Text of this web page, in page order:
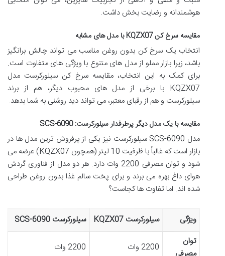
هوشمندانه و رضایت بخش داشت.
مقایسه سرخ کن KQZX07 با مدل های مشابه
انتخاب یک سرخ کن بدون روغن مناسب می تواند چالش برانگیز
باشد، زیرا بازار مملو از مدل های متنوع با ویژگی های متفاوت است.
برای کمک به این انتخاب، مقایسه سرخ کن سیلورکرست مدل
KQZX07 با برخی از مدل های محبوب دیگر، هم از برند
سیلورکرست و هم از رقبای معتبر، می تواند دید روشنی به شما بدهد.
مقایسه با یک مدل دیگر پرطرفدار سیلورکرست: SCS-6090
مدل SCS-6090 سیلورکرست نیز یکی از پرفروش ترین مدل ها در
بازار است که غالباً با ظرفیت 10 لیتر (همچون KQZX07) عرضه می
شود و توان مصرفی 2200 وات دارد. هر دو مدل از فناوری گردش
هوای داغ بهره می برند و برای پخت سالم غذا بدون روغن طراحی
شده اند. اما تفاوت ها کجاست؟
ویژگی سیلورکرست KQZX07
سیلورکرست SCS-6090
توان
2200 وات 2200 وات